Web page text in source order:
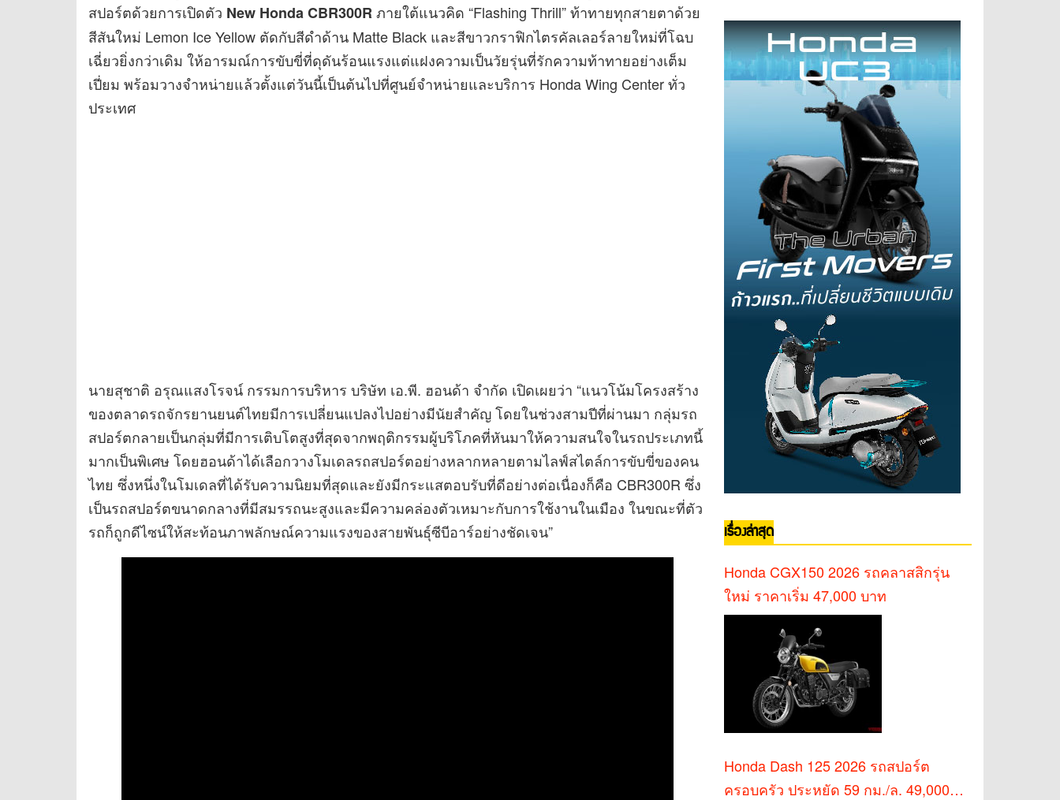
สปอร์ตด้วยการเปิดตัว New Honda CBR300R ภายใต้แนวคิด “Flashing Thrill” ท้าทายทุกสายตาด้วย
สีสันใหม่ Lemon Ice Yellow ตัดกับสีดำด้าน Matte Black และสีขาวกราฟิกไตรคัลเลอร์ลายใหม่ที่โฉบ
เฉี่ยวยิ่งกว่าเดิม ให้อารมณ์การขับขี่ที่ดุดันร้อนแรงแต่แฝงความเป็นวัยรุ่นที่รักความท้าทายอย่างเต็ม
เปี่ยม พร้อมวางจำหน่ายแล้วตั้งแต่วันนี้เป็นต้นไปที่ศูนย์จำหน่ายและบริการ Honda Wing Center ทั่ว
ประเทศ
นายสุชาติ อรุณแสงโรจน์ กรรมการบริหาร บริษัท เอ.พี. ฮอนด้า จำกัด เปิดเผยว่า “แนวโน้มโครงสร้าง
ของตลาดรถจักรยานยนต์ไทยมีการเปลี่ยนแปลงไปอย่างมีนัยสำคัญ โดยในช่วงสามปีที่ผ่านมา กลุ่มรถ
สปอร์ตกลายเป็นกลุ่มที่มีการเติบโตสูงที่สุดจากพฤติกรรมผู้บริโภคที่หันมาให้ความสนใจในรถประเภทนี้
มากเป็นพิเศษ โดยฮอนด้าได้เลือกวางโมเดลรถสปอร์ตอย่างหลากหลายตามไลฟ์สไตล์การขับขี่ของคน
ไทย ซึ่งหนึ่งในโมเดลที่ได้รับความนิยมที่สุดและยังมีกระแสตอบรับที่ดีอย่างต่อเนื่องก็คือ CBR300R ซึ่ง
เป็นรถสปอร์ตขนาดกลางที่มีสมรรถนะสูงและมีความคล่องตัวเหมาะกับการใช้งานในเมือง ในขณะที่ตัว
รถก็ถูกดีไซน์ให้สะท้อนภาพลักษณ์ความแรงของสายพันธุ์ซีบีอาร์อย่างชัดเจน”
เรื่องล่าสุด
Honda CGX150 2026 รถคลาสสิกรุ่น
ใหม่ ราคาเริ่ม 47,000 บาท
Honda Dash 125 2026 รถสปอร์ต
ครอบครัว ประหยัด 59 กม./ล. 49,000